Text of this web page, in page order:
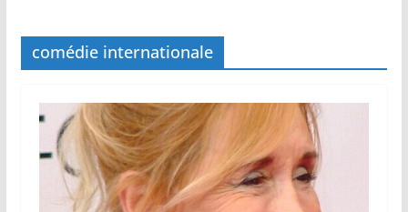
comédie internationale